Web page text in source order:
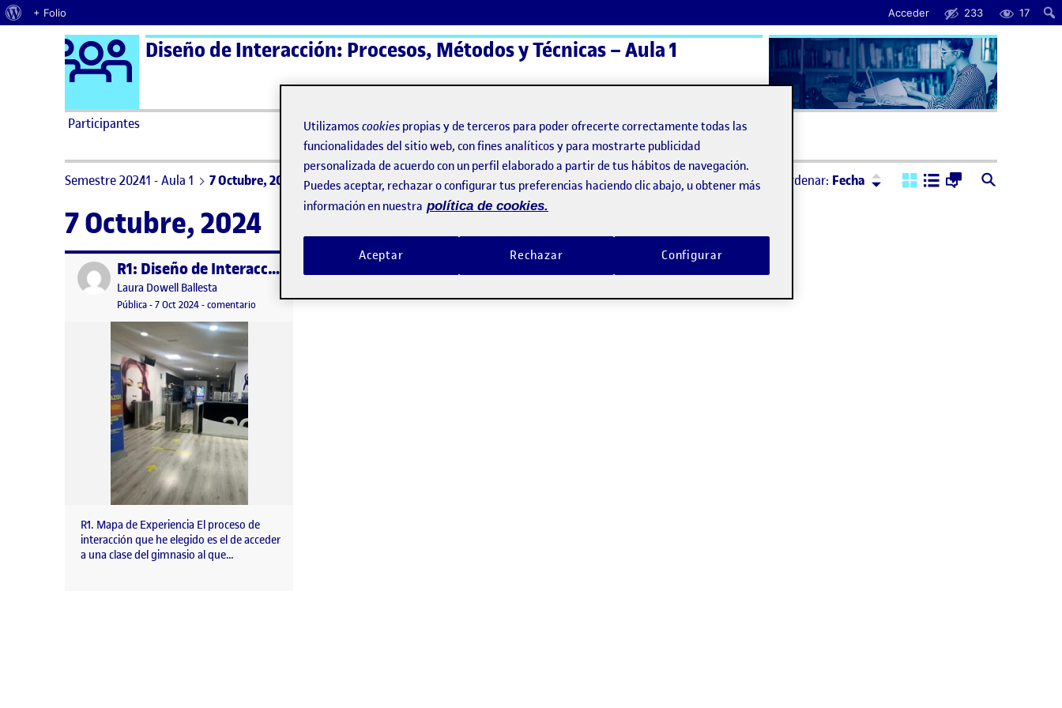
Acerca de WordPress
+ Folio Acceder 233 17
Saltar al contenido Logo Ágora
Diseño de Interacción: Procesos, Métodos y Técnicas – Aula 1
Participantes ActiFolios Ayuda
Semestre 20241 - Aula 1 7 Octubre, 2024 Ordenar: Fecha Ordenar:Descendente
7 Octubre, 2024
Publicado por R1: Diseño de Interacción: Procesos, Métodos y Técnicas
Publicado por
Laura Dowell Ballesta
Visibilidad:
Pública-Fecha de publicación
7 Oct 202414 octubre, 2024 3:58 pm
-comentario en R1: Diseño de Interacción: Procesos, Métodos y Técnicas
R1. Mapa de Experiencia El proceso de
interacción que he elegido es el de acceder
a una clase del gimnasio al que…
Utilizamos cookies propias y de terceros para poder ofrecerte correctamente todas las
funcionalidades del sitio web, con fines analíticos y para mostrarte publicidad
personalizada de acuerdo con un perfil elaborado a partir de tus hábitos de navegación.
Puedes aceptar, rechazar o configurar tus preferencias haciendo clic abajo, u obtener más
información en nuestra política de cookies.
Rechazar
Aceptar Configurar